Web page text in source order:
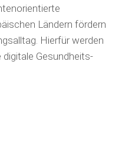
Ländern fördern
Hierfür werden
digitale Gesundheits­